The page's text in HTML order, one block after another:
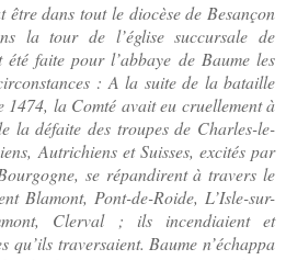
être dans tout le diocèse de Besançon
la tour de l’église succursale de
faite pour l’abbaye de Baume les
: A la suite de la bataille
1474, la Comté avait eu cruellement à
la défaite des troupes de Charles-le-
Autrichiens et Suisses, excités par
se répandirent à travers le
Blamont, Pont-de-Roide, L’Isle-sur-
Clerval ; ils incendiaient et
qu’ils traversaient. Baume n’échappa